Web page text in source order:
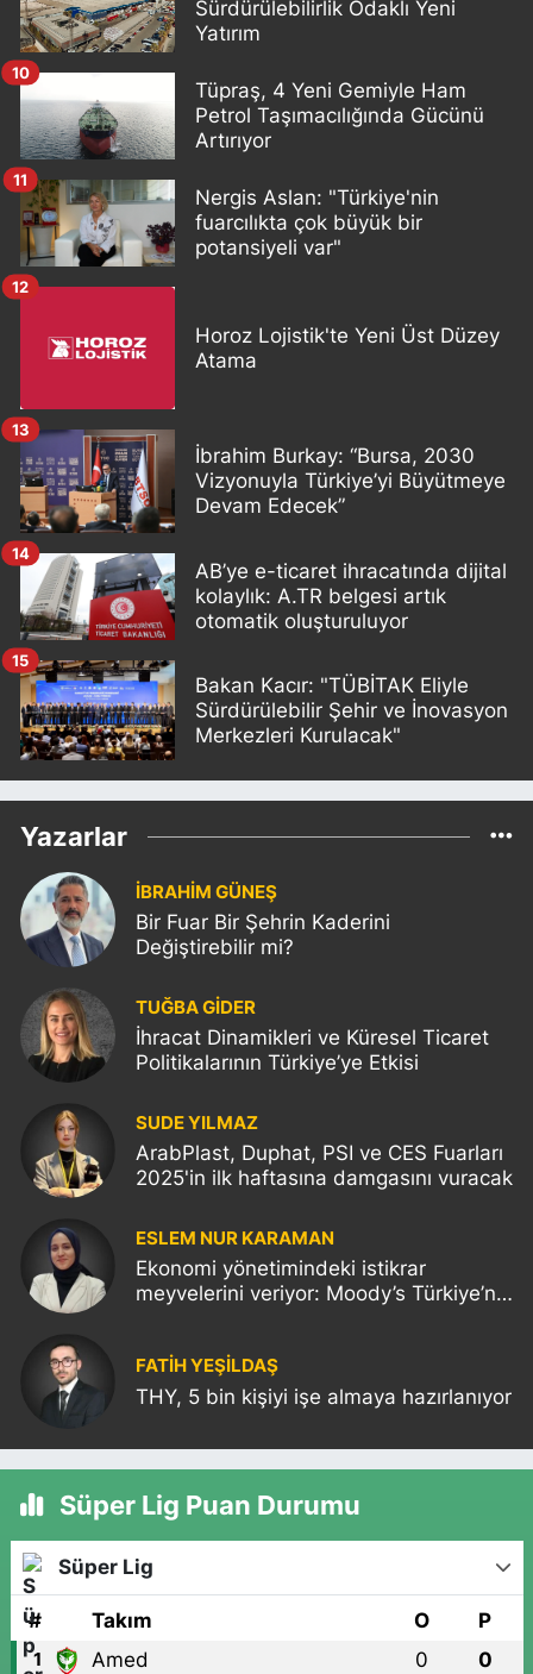
Sürdürülebilirlik Odaklı Yeni
Yatırım
Tüpraş, 4 Yeni Gemiyle Ham
Petrol Taşımacılığında Gücünü
Artırıyor
10
Nergis Aslan: "Türkiye'nin
fuarcılıkta çok büyük bir
potansiyeli var"
11
Horoz Lojistik'te Yeni Üst Düzey
Atama
12
İbrahim Burkay: “Bursa, 2030
Vizyonuyla Türkiye’yi Büyütmeye
Devam Edecek”
13
AB’ye e-ticaret ihracatında dijital
kolaylık: A.TR belgesi artık
otomatik oluşturuluyor
14
Bakan Kacır: "TÜBİTAK Eliyle
Sürdürülebilir Şehir ve İnovasyon
Merkezleri Kurulacak"
15
Yazarlar
İBRAHİM GÜNEŞ
Bir Fuar Bir Şehrin Kaderini
Değiştirebilir mi?
TUĞBA GİDER
İhracat Dinamikleri ve Küresel Ticaret
Politikalarının Türkiye’ye Etkisi
SUDE YILMAZ
ArabPlast, Duphat, PSI ve CES Fuarları
2025'in ilk haftasına damgasını vuracak
ESLEM NUR KARAMAN
Ekonomi yönetimindeki istikrar
meyvelerini veriyor: Moody’s Türkiye’nin
FATIH YEŞİLDAŞ
THY, 5 bin kişiyi işe almaya hazırlanıyor
Süper Lig Puan Durumu
Süper Lig
# Takım O P
1 Amed 0 0